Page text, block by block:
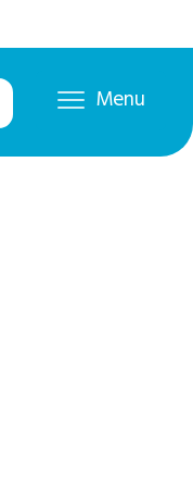
Menu